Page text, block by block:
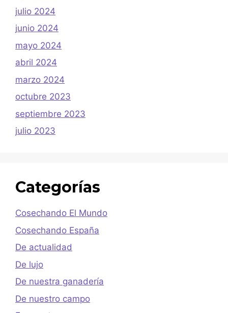
julio 2024
junio 2024
mayo 2024
abril 2024
marzo 2024
octubre 2023
septiembre 2023
julio 2023
Categorías
Cosechando El Mundo
Cosechando España
De actualidad
De lujo
De nuestra ganadería
De nuestro campo